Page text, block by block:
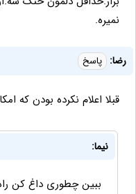
نمیره.
رضا: پاسخ
قبلا اعلام نکرده بودن که
نیما: